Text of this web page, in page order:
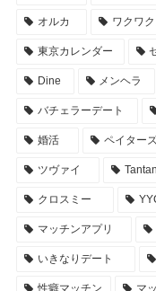
オルカ ワクワ
東京カレンダー
Dine メンヘラ
バチェラーデート
婚活 ペイター
ツヴァイ Tantan
クロスミー
マッチンアプリ
いきなりデート